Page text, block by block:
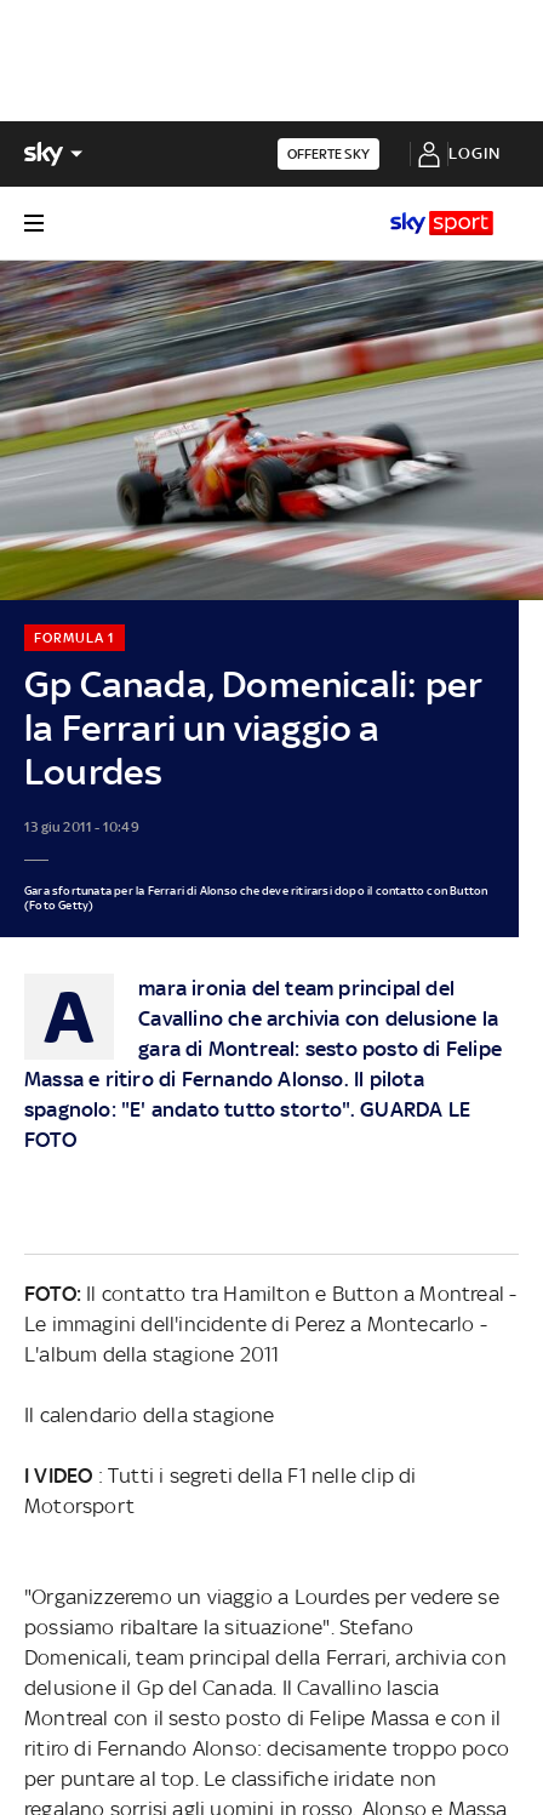
OFFERTE SKY LOGIN
Gp Canada, Domenicali: per
la Ferrari un viaggio a
Lourdes
FORMULA 1
13 giu 2011 - 10:49
Gara sfortunata per la Ferrari di Alonso che deve ritirarsi dopo il contatto con Button
(Foto Getty)
A
mara ironia del team principal del
Cavallino che archivia con delusione la
gara di Montreal: sesto posto di Felipe
Massa e ritiro di Fernando Alonso. Il pilota
spagnolo: "E' andato tutto storto". GUARDA LE
FOTO
FOTO:Il contatto tra Hamilton e Button a Montreal -
Le immagini dell'incidente di Perez a Montecarlo -
L'album della stagione 2011
Il calendario della stagione
I VIDEO : Tutti i segreti della F1 nelle clip di
Motorsport
"Organizzeremo un viaggio a Lourdes per vedere se
possiamo ribaltare la situazione". Stefano
Domenicali, team principal della Ferrari, archivia con
delusione il Gp del Canada. Il Cavallino lascia
Montreal con il sesto posto di Felipe Massa e con il
ritiro di Fernando Alonso: decisamente troppo poco
per puntare al top. Le classifiche iridate non
regalano sorrisi agli uomini in rosso. Alonso e Massa